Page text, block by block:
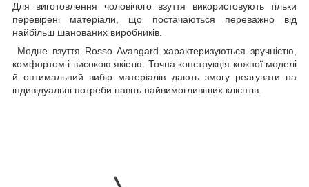
Для виготовлення чоловічого взуття використовують тільки
перевірені матеріали, що постачаються переважно від
найбільш шанованих виробників.
Модне взуття Rosso Avangard характеризуються зручністю,
комфортом і високою якістю. Точна конструкція кожної моделі
й оптимальний вибір матеріалів дають змогу реагувати на
індивідуальні потреби навіть найвимогливіших клієнтів.